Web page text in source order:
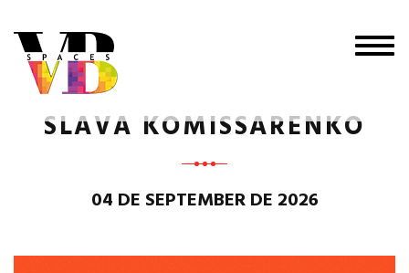
SLAVA KOMISSARENKO
04 DE SEPTEMBER DE 2026